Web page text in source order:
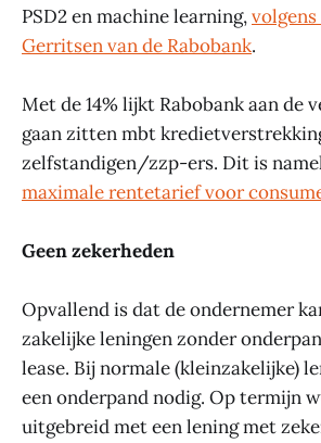
PSD2 en machine learning,
Gerritsen van de Rabobank.
Met de 14% lijkt Rabobank aan de
gaan zitten mbt
zelfstandigen/zzp-ers. Dit is
maximale rentetarief voor
Geen zekerheden
Opvallend is dat de ondernemer
zakelijke leningen zonder
lease. Bij normale (kleinzakelijke)
een onderpand nodig. Op termijn
uitgebreid met een lening met